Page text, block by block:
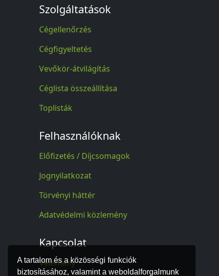
A tartalom és a közösségi funkciók
biztosításához, valamint a weboldalforgalmunk
Szolgáltatások
Cégellenőrzés
Cégfigyeltetés
Vevőkör-átvilágítás
Céglista összeállítása
Toplisták
Felhasználóknak
Előfizetés / Díjcsomagok
Jognyilatkozat
Törvényi háttér
Adatvédelmi közlemény
Kapcsolat
Vélemény